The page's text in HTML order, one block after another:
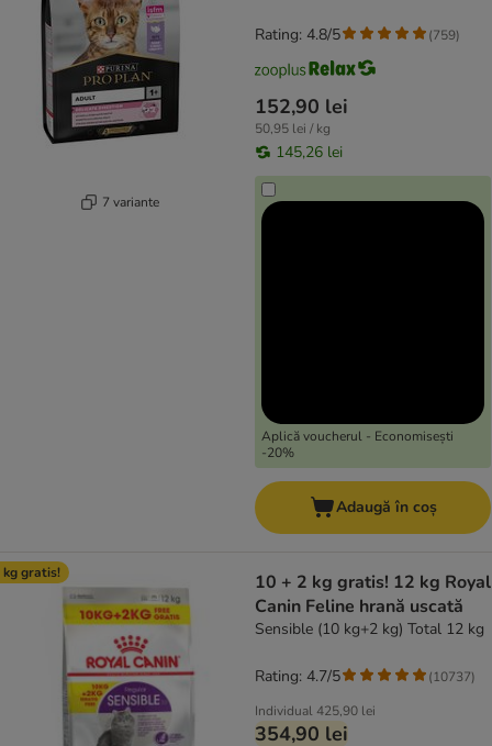
7 variante
152,90 lei
50,95 lei / kg
145,26 lei
Aplică voucherul - Economisești
-20%
Rating: 4.8/5 (759)
Adaugă în coș
kg gratis!
10 + 2 kg gratis! 12 kg Royal
Canin Feline hrană uscată
Sensible (10 kg+2 kg) Total 12 kg
Individual425,90 lei
354,90 lei
Rating: 4.7/5 (10737)